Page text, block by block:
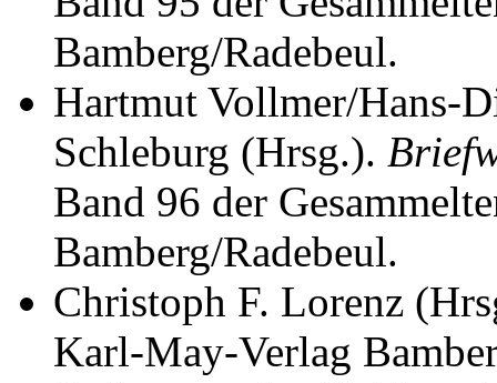
Bamberg/Radebeul.
Hartmut Vollmer/Hans-
Schleburg (Hrsg.).
Band 96 der
Bamberg/Radebeul.
Christoph F. Lorenz
Karl-May-Verlag